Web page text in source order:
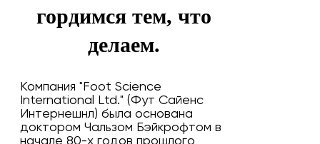
гордимся тем, что
делаем.
Компания "Foot Science
International Ltd." (Фут Сайенс
Интернешнл) была основана
доктором Чальзом Бэйкрофтом в
начале 80-х годов прошлого